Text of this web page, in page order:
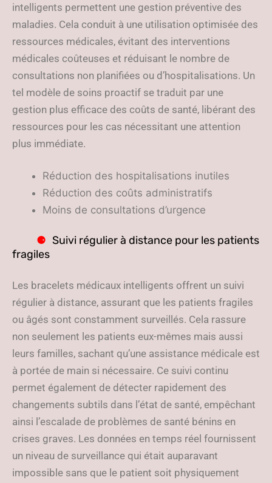
intelligents permettent une gestion préventive des
maladies. Cela conduit à une utilisation optimisée des
ressources médicales, évitant des interventions
médicales coûteuses et réduisant le nombre de
consultations non planifiées ou d’hospitalisations. Un
tel modèle de soins proactif se traduit par une
gestion plus efficace des coûts de santé, libérant des
ressources pour les cas nécessitant une attention
plus immédiate.
Réduction des hospitalisations inutiles
Réduction des coûts administratifs
Moins de consultations d’urgence
Suivi régulier à distance pour les patients
fragiles
Les bracelets médicaux intelligents offrent un suivi
régulier à distance, assurant que les patients fragiles
ou âgés sont constamment surveillés. Cela rassure
non seulement les patients eux-mêmes mais aussi
leurs familles, sachant qu’une assistance médicale est
à portée de main si nécessaire. Ce suivi continu
permet également de détecter rapidement des
changements subtils dans l’état de santé, empêchant
ainsi l’escalade de problèmes de santé bénins en
crises graves. Les données en temps réel fournissent
un niveau de surveillance qui était auparavant
impossible sans que le patient soit physiquement